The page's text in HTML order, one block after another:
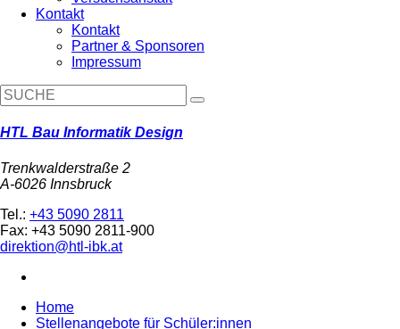
Kontakt
Kontakt
Partner & Sponsoren
Impressum
HTL Bau Informatik Design
Trenkwalderstraße 2
A-6026 Innsbruck
Tel.: +43 5090 2811
Fax: +43 5090 2811-900
direktion@htl-ibk.at
Home
Stellenangebote für Schüler:innen